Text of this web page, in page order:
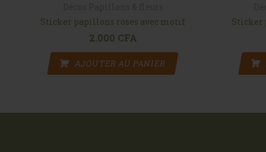
actuel est : 21.500 CFA.
Sticker papillons roses avec motif
2.000 CFA
AJOUTER AU PANIER
Sticker